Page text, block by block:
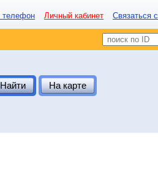
телефон Личный кабинет Связаться
Найти На карте